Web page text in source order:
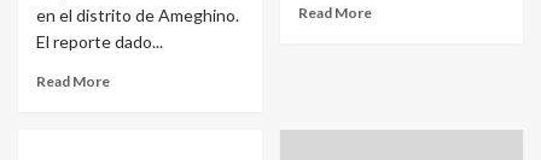
en el distrito de Ameghino.
El reporte dado...
Read More
Read More